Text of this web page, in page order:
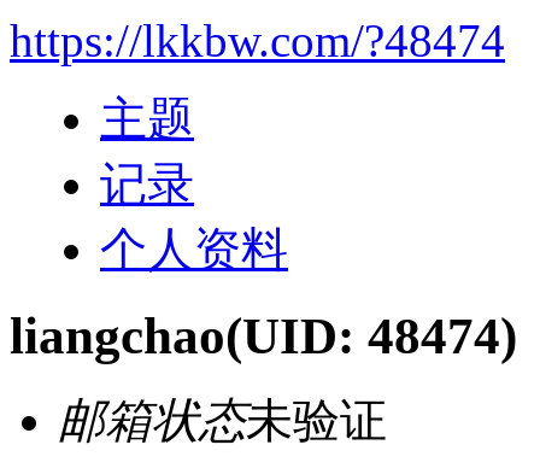
https://lkkbw.com/?48474
主题
记录
个人资料
liangchao(UID: 48474)
邮箱状态未验证